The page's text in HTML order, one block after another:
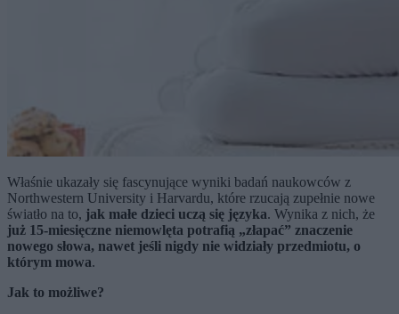
Właśnie ukazały się fascynujące wyniki badań naukowców z
Northwestern University i Harvardu, które rzucają zupełnie nowe
światło na to, jak małe dzieci uczą się języka. Wynika z nich, że
już 15-miesięczne niemowlęta potrafią „złapać” znaczenie
nowego słowa, nawet jeśli nigdy nie widziały przedmiotu, o
którym mowa.
Jak to możliwe?